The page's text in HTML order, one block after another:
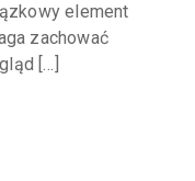
element
zachować
[…]